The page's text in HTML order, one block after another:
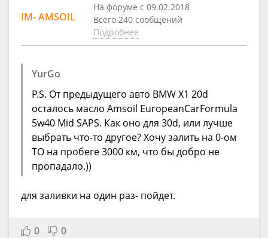
IM- AMSOIL
На форуме с 09.02.2018
Всего 240 сообщений
Подробнее
YurGo
P.S. От предыдущего авто BMW X1 20d
осталось масло Amsoil EuropeanCarFormula
5w40 Mid SAPS. Как оно для 30d, или лучше
выбрать что-то другое? Хочу залить на 0-ом
ТО на пробеге 3000 км, что бы добро не
пропадало.))
для заливки на один раз- пойдет.
0 0